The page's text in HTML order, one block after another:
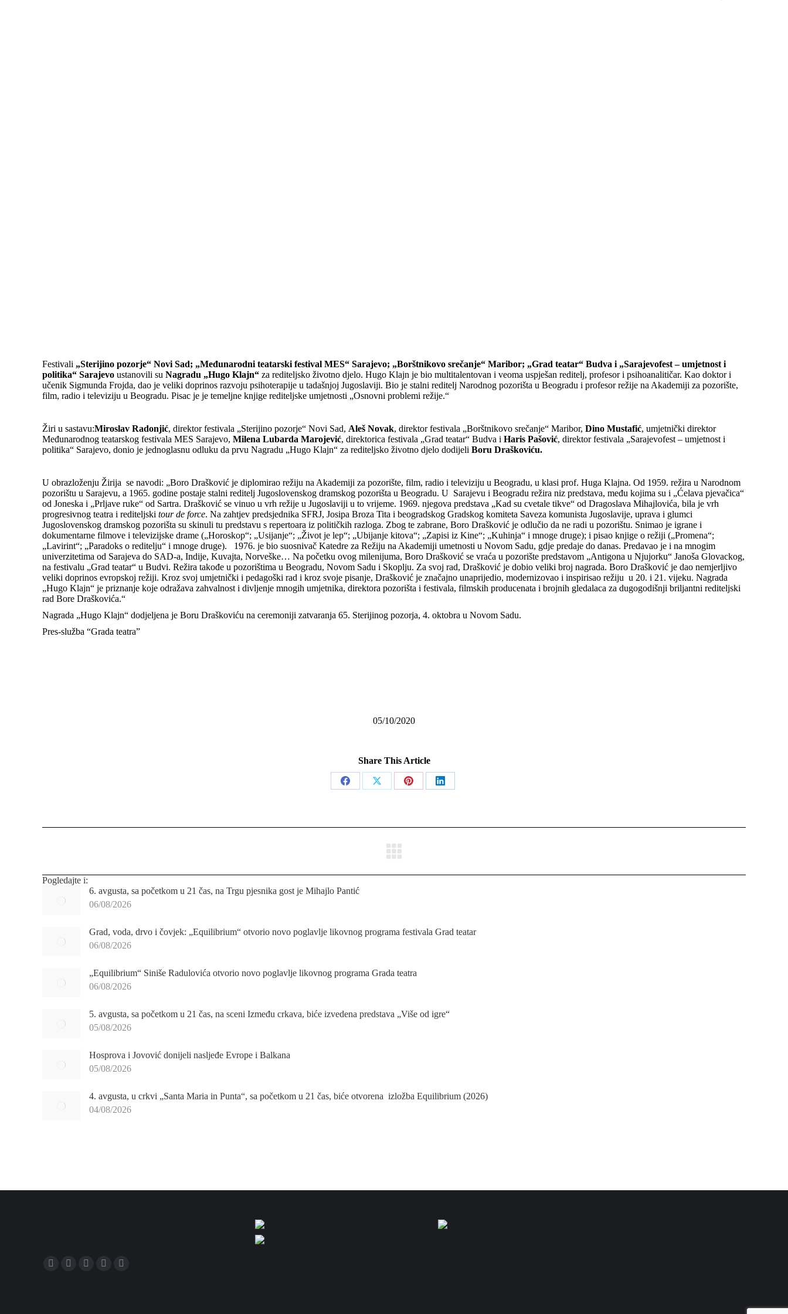
Festivali „Sterijino pozorje“ Novi Sad; „Međunarodni teatarski festival MES“ Sarajevo; „Borštnikovo srečanje“ Maribor; „Grad teatar“ Budva i „Sarajevofest – umjetnost i
politika“ Sarajevo ustanovili su Nagradu „Hugo Klajn“ za rediteljsko životno djelo. Hugo Klajn je bio multitalentovan i veoma uspješan reditelj, profesor i psihoanalitičar. Kao doktor i
učenik Sigmunda Frojda, dao je veliki doprinos razvoju psihoterapije u tadašnjoj Jugoslaviji. Bio je stalni reditelj Narodnog pozorišta u Beogradu i profesor režije na Akademiji za pozorište,
film, radio i televiziju u Beogradu. Pisac je je temeljne knjige rediteljske umjetnosti „Osnovni problemi režije.“
Žiri u sastavu:Miroslav Radonjić, direktor festivala „Sterijino pozorje“ Novi Sad, Aleš Novak, direktor festivala „Borštnikovo srečanje“ Maribor, Dino Mustafić, umjetnički direktor
Međunarodnog teatarskog festivala MES Sarajevo, Milena Lubarda Marojević, direktorica festivala „Grad teatar“ Budva i Haris Pašović, direktor festivala „Sarajevofest – umjetnost i
politika“ Sarajevo, donio je jednoglasnu odluku da prvu Nagradu „Hugo Klajn“ za rediteljsko životno djelo dodijeli Boru Draškoviću.
U obrazloženju Žirija se navodi: „Boro Drašković je diplomirao režiju na Akademiji za pozorište, film, radio i televiziju u Beogradu, u klasi prof. Huga Klajna. Od 1959. režira u Narodnom
pozorištu u Sarajevu, a 1965. godine postaje stalni reditelj Jugoslovenskog dramskog pozorišta u Beogradu. U Sarajevu i Beogradu režira niz predstava, među kojima su i „Ćelava pjevačica“
od Joneska i „Prljave ruke“ od Sartra. Drašković se vinuo u vrh režije u Jugoslaviji u to vrijeme. 1969. njegova predstava „Kad su cvetale tikve“ od Dragoslava Mihajlovića, bila je vrh
progresivnog teatra i rediteljski tour de force. Na zahtjev predsjednika SFRJ, Josipa Broza Tita i beogradskog Gradskog komiteta Saveza komunista Jugoslavije, uprava i glumci
Jugoslovenskog dramskog pozorišta su skinuli tu predstavu s repertoara iz političkih razloga. Zbog te zabrane, Boro Drašković je odlučio da ne radi u pozorištu. Snimao je igrane i
dokumentarne filmove i televizijske drame („Horoskop“; „Usijanje“; „Život je lep“; „Ubijanje kitova“; „Zapisi iz Kine“; „Kuhinja“ i mnoge druge); i pisao knjige o režiji („Promena“;
„Lavirint“; „Paradoks o reditelju“ i mnoge druge). 1976. je bio suosnivač Katedre za Režiju na Akademiji umetnosti u Novom Sadu, gdje predaje do danas. Predavao je i na mnogim
univerzitetima od Sarajeva do SAD-a, Indije, Kuvajta, Norveške… Na početku ovog milenijuma, Boro Drašković se vraća u pozorište predstavom „Antigona u Njujorku“ Janoša Glovackog,
na festivalu „Grad teatar“ u Budvi. Režira takođe u pozorištima u Beogradu, Novom Sadu i Skoplju. Za svoj rad, Drašković je dobio veliki broj nagrada. Boro Drašković je dao nemjerljivo
veliki doprinos evropskoj režiji. Kroz svoj umjetnički i pedagoški rad i kroz svoje pisanje, Drašković je značajno unaprijedio, modernizovao i inspirisao režiju u 20. i 21. vijeku. Nagrada
„Hugo Klajn“ je priznanje koje odražava zahvalnost i divljenje mnogih umjetnika, direktora pozorišta i festivala, filmskih producenata i brojnih gledalaca za dugogodišnji briljantni rediteljski
rad Bore Draškovića.“
Nagrada „Hugo Klajn“ dodjeljena je Boru Draškoviću na ceremoniji zatvaranja 65. Sterijinog pozorja, 4. oktobra u Novom Sadu.
Pres-služba “Grada teatra”
05/10/2020
Share This Article
Share
Share
Share
Share
Pogledajte i:
6. avgusta, sa početkom u 21 čas, na Trgu pjesnika gost je Mihajlo Pantić
06/08/2026
Grad, voda, drvo i čovjek: „Equilibrium“ otvorio novo poglavlje likovnog programa festivala Grad teatar
06/08/2026
„Equilibrium“ Siniše Radulovića otvorio novo poglavlje likovnog programa Grada teatra
06/08/2026
5. avgusta, sa početkom u 21 čas, na sceni Između crkava, biće izvedena predstava „Više od igre“
05/08/2026
Hosprova i Jovović donijeli nasljeđe Evrope i Balkana
05/08/2026
4. avgusta, u crkvi „Santa Maria in Punta“, sa početkom u 21 čas, biće otvorena izložba Equilibrium (2026)
04/08/2026